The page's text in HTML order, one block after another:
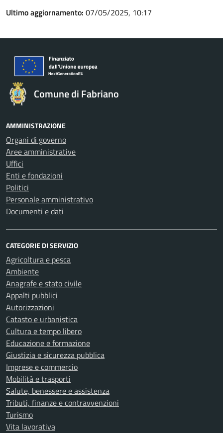
Ultimo aggiornamento: 07/05/2025, 10:17
Comune di Fabriano
AMMINISTRAZIONE
Organi di governo
Aree amministrative
Uffici
Enti e fondazioni
Politici
Personale amministrativo
Documenti e dati
CATEGORIE DI SERVIZIO
Agricoltura e pesca
Ambiente
Anagrafe e stato civile
Appalti pubblici
Autorizzazioni
Catasto e urbanistica
Cultura e tempo libero
Educazione e formazione
Giustizia e sicurezza pubblica
Imprese e commercio
Mobilità e trasporti
Salute, benessere e assistenza
Tributi, finanze e contravvenzioni
Turismo
Vita lavorativa